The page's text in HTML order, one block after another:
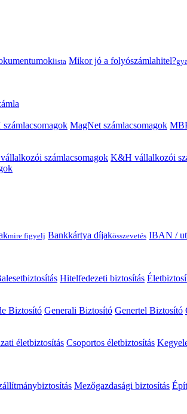
lista Mikor jó a folyószámlahitel?
MagNet számlacsomagok
számlacsomagok K&H vállalkozói
mire figyelj Bankkártya díjakösszevetés IBAN /
Hitelfedezeti biztosítás
Biztosító Generali Biztosító Genertel Biztosító
életbiztosítás Csoportos életbiztosítás
Mezőgazdasági biztosítás